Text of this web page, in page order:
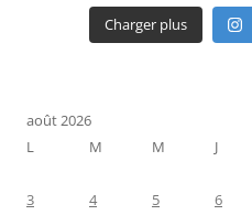
Charger plus
août 2026
L
M M J
3
4 5 6